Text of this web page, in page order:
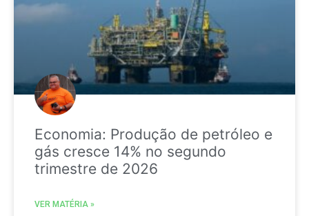
Economia: Produção de petróleo e
gás cresce 14% no segundo
trimestre de 2026
VER MATÉRIA »